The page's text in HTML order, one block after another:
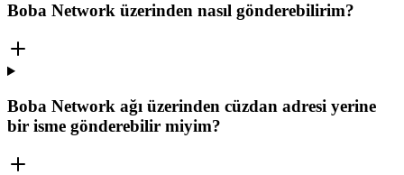
Boba Network üzerinden nasıl gönderebilirim?
Boba Network ağı üzerinden cüzdan adresi yerine
bir isme gönderebilir miyim?